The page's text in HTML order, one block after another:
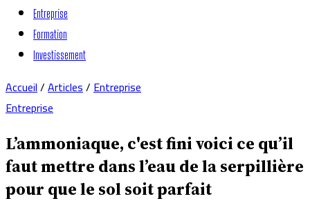
Entreprise
Formation
Investissement
Accueil/Articles/Entreprise
Entreprise
L’ammoniaque, c'est fini voici ce qu’il
faut mettre dans l’eau de la serpillière
pour que le sol soit parfait